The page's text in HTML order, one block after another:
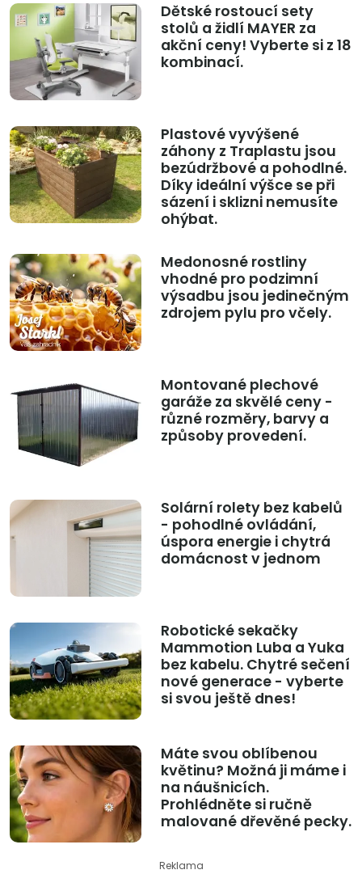
Dětské rostoucí sety
stolů a židlí MAYER za
akční ceny! Vyberte si z 18
kombinací.
Plastové vyvýšené
záhony z Traplastu jsou
bezúdržbové a pohodlné.
Díky ideální výšce se při
sázení i sklizni nemusíte
ohýbat.
Medonosné rostliny
vhodné pro podzimní
výsadbu jsou jedinečným
zdrojem pylu pro včely.
Montované plechové
garáže za skvělé ceny -
různé rozměry, barvy a
způsoby provedení.
Solární rolety bez kabelů
- pohodlné ovládání,
úspora energie i chytrá
domácnost v jednom
Robotické sekačky
Mammotion Luba a Yuka
bez kabelu. Chytré sečení
nové generace - vyberte
si svou ještě dnes!
Máte svou oblíbenou
květinu? Možná ji máme i
na náušnicích.
Prohlédněte si ručně
malované dřevěné pecky.
Reklama